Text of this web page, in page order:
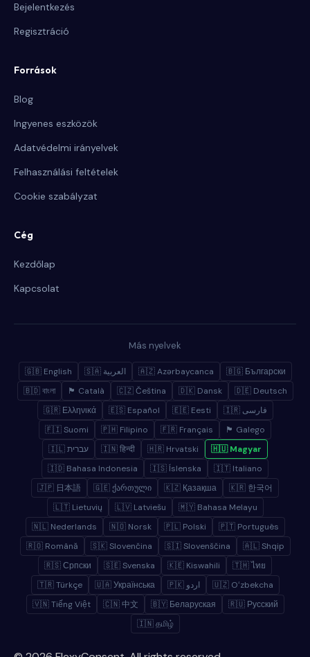
Bejelentkezés
Regisztráció
Források
Blog
Ingyenes eszközök
Adatvédelmi irányelvek
Felhasználási feltételek
Cookie szabályzat
Cég
Kezdőlap
Kapcsolat
Más nyelvek
🇬🇧 English 🇸🇦 العربية 🇦🇿 Azərbaycanca
🇧🇬 Български
🇧🇩 বাংলা
🏴 Català 🇨🇿 Čeština 🇩🇰 Dansk
🇩🇪 Deutsch
🇬🇷 Ελληνικά
🇪🇸 Español 🇪🇪 Eesti
🇮🇷 فارسی
🇫🇮 Suomi
🇵🇭 Filipino 🇫🇷 Français
🏴 Galego
🇮🇱 עברית
🇮🇳 हिन्दी 🇭🇷 Hrvatski
🇭🇺 Magyar
🇮🇩 Bahasa Indonesia
🇮🇸 Íslenska
🇮🇹 Italiano
🇯🇵 日本語
🇬🇪 ქართული 🇰🇿 Қазақша
🇰🇷 한국어
🇱🇹 Lietuvių
🇱🇻 Latviešu
🇲🇾 Bahasa Melayu
🇳🇱 Nederlands
🇳🇴 Norsk 🇵🇱 Polski
🇵🇹 Português
🇷🇴 Română
🇸🇰 Slovenčina 🇸🇮 Slovenščina
🇦🇱 Shqip
🇷🇸 Српски
🇸🇪 Svenska 🇰🇪 Kiswahili
🇹🇭 ไทย
🇹🇷 Türkçe
🇺🇦 Українська 🇵🇰 اردو
🇺🇿 Oʻzbekcha
🇻🇳 Tiếng Việt
🇨🇳 中文 🇧🇾 Беларуская
🇷🇺 Русский
🇮🇳 தமிழ்